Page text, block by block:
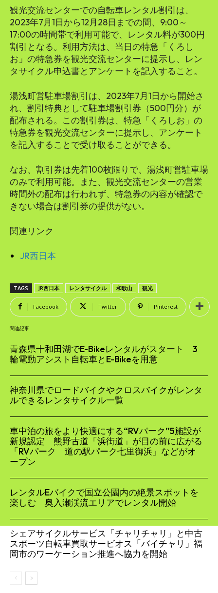
観光交流センターでの自転車レンタル割引は、
2023年7月1日から12月28日までの間、9:00～
17:00の時間帯で利用可能で、レンタル料が300円
割引となる。利用方法は、当日の特急「くろし
お」の特急券を観光交流センターに提示し、レン
タサイクル申込書とアンケートを記入すること。
湯浅町営駐車場割引は、2023年7月1日から開始さ
れ、割引特典として駐車場割引券（500円分）が
配布される。この割引券は、特急「くろしお」の
特急券を観光交流センターに提示し、アンケート
を記入することで受け取ることができる。
なお、割引券は先着100枚限りで、湯浅町営駐車場
のみで利用可能。また、観光交流センターの営業
時間外の配布は行われず、特急券の内容が確認で
きない場合は割引券の提供がない。
関連リンク
JR西日本
TAGS JR西日本 レンタサイクル 和歌山 観光
Facebook Twitter Pinterest
関連記事
青森県十和田湖でE-Bikeレンタルがスタート 3
輪電動アシスト自転車とE-Bikeを用意
神奈川県でロードバイクやクロスバイクがレンタ
ルできるレンタサイクル一覧
車中泊の旅をより快適にする“RVパーク”5施設が
新規認定 熊野古道「浜街道」が目の前に広がる
「RVパーク 道の駅パーク七里御浜」などがオ
ープン
レンタルEバイクで国立公園内の絶景スポットを
楽しむ 奥入瀬渓流エリアでレンタル開始
シェアサイクルサービス「チャリチャリ」と中古
スポーツ自転車買取サービオス「バイチャリ」福
岡市のワーケーション推進へ協力を開始